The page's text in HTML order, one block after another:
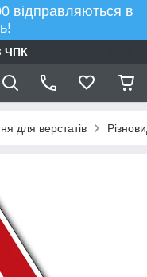
відправляються в
ЧПК
для верстатів